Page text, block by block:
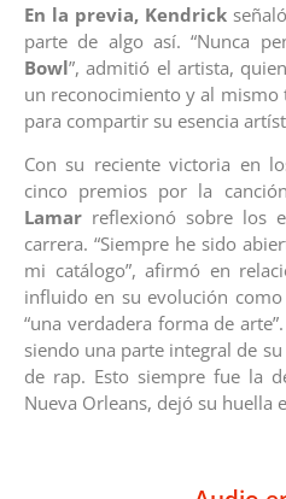
En la previa, Kendrick
parte de algo así. “Nunca
Bowl”, admitió el artista,
un reconocimiento y al
para compartir su esencia
Con su reciente victoria en
cinco premios por la
Lamar reflexionó sobre los
carrera. “Siempre he sido
mi catálogo”, afirmó en
influido en su evolución
“una verdadera forma de
siendo una parte integral de
de rap. Esto siempre fue la
Nueva Orleans, dejó su huella